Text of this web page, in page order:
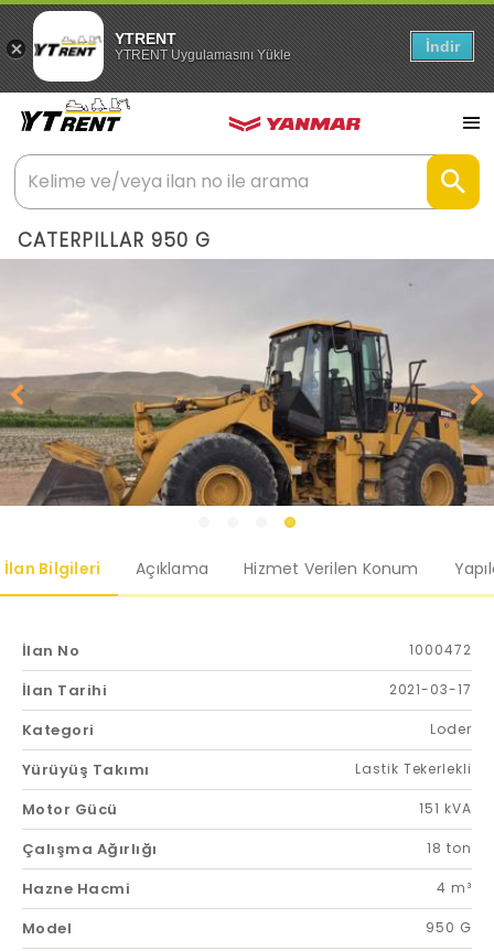
YTRENT
YTRENT Uygulamasını Yükle İndir
CATERPILLAR 950 G
İlan Bilgileri Açıklama Hizmet Verilen Konum
İlan No 1000472
İlan Tarihi 2021-03-17
Kategori Loder
Yürüyüş Takımı Lastik Tekerlekli
Motor Gücü 151 kVA
Çalışma Ağırlığı 18 ton
Hazne Hacmi 4 m³
Model 950 G